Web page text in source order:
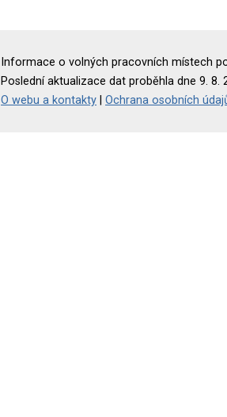
Informace o volných pracovních místech
Poslední aktualizace dat proběhla dne 9. 8.
O webu a kontakty
Ochrana osobních